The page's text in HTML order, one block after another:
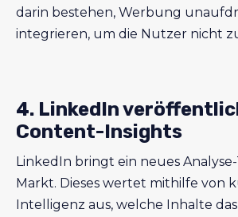
darin bestehen, Werbung
integrieren, um die Nutzer nicht
4. LinkedIn
Content-Insights
LinkedIn bringt ein neues
Markt. Dieses wertet mithilfe von
Intelligenz aus, welche Inhalte